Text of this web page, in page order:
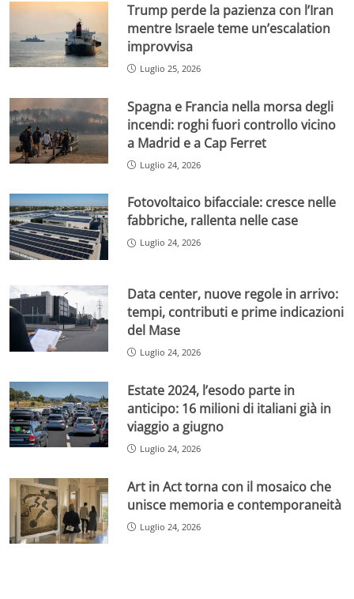
Trump perde la pazienza con l’Iran
mentre Israele teme un’escalation
improvvisa
Luglio 25, 2026
Spagna e Francia nella morsa degli
incendi: roghi fuori controllo vicino
a Madrid e a Cap Ferret
Luglio 24, 2026
Fotovoltaico bifacciale: cresce nelle
fabbriche, rallenta nelle case
Luglio 24, 2026
Data center, nuove regole in arrivo:
tempi, contributi e prime indicazioni
del Mase
Luglio 24, 2026
Estate 2024, l’esodo parte in
anticipo: 16 milioni di italiani già in
viaggio a giugno
Luglio 24, 2026
Art in Act torna con il mosaico che
unisce memoria e contemporaneità
Luglio 24, 2026